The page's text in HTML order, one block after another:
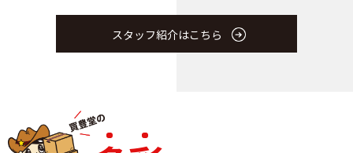
スタッフ紹介はこちら